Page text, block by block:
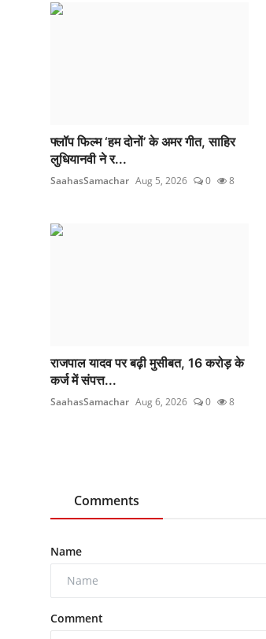
फ्लॉप फिल्म ‘हम दोनों’ के अमर गीत, साहिर
लुधियानवी ने र...
SaahasSamachar Aug 5, 2026 0 8
राजपाल यादव पर बढ़ी मुसीबत, 16 करोड़ के
कर्ज में संपत्त...
SaahasSamachar Aug 6, 2026 0 8
Comments
Name
Comment